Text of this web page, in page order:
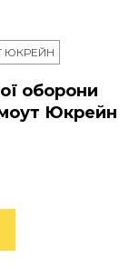
ЮКРЕЙН
оборони
Юкрейн